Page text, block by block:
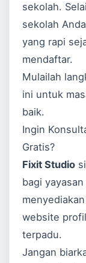
sekolah.
sekolah
yang rapi
mendaftar.
Mulailah
ini untuk
baik.
Ingin
Gratis?
Fixit Studio
bagi
website
terpadu.
Jangan